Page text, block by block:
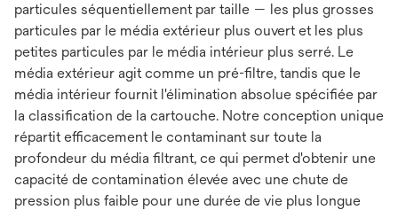
particules séquentiellement par taille — les plus grosses
particules par le média extérieur plus ouvert et les plus
petites particules par le média intérieur plus serré. Le
média extérieur agit comme un pré-filtre, tandis que le
média intérieur fournit l'élimination absolue spécifiée par
la classification de la cartouche. Notre conception unique
répartit efficacement le contaminant sur toute la
profondeur du média filtrant, ce qui permet d'obtenir une
capacité de contamination élevée avec une chute de
pression plus faible pour une durée de vie plus longue